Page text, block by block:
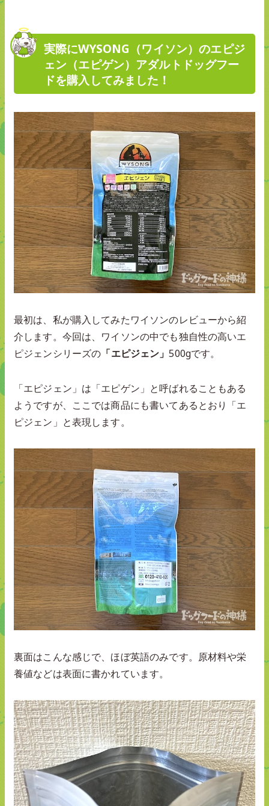
実際にWYSONG（ワイソン）のエピジ
ェン（エピゲン）アダルトドッグフー
ドを購入してみました！
最初は、私が購入してみたワイソンのレビューから紹
介します。今回は、ワイソンの中でも独自性の高いエ
ピジェンシリーズの 「エピジェン」500gです。
「エピジェン」は「エピゲン」と呼ばれることもある
ようですが、ここでは商品にも書いてあるとおり「エ
ピジェン」と表現します。
裏面はこんな感じで、ほぼ英語のみです。原材料や栄
養値などは表面に書かれています。